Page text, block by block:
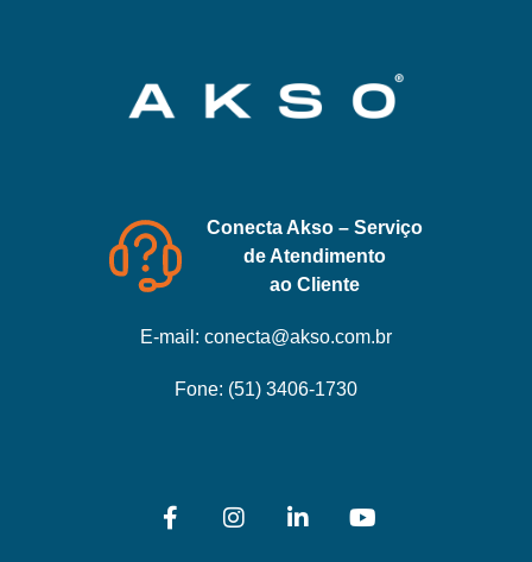
Conecta Akso – Serviço
de Atendimento
ao Cliente
E-mail: conecta@akso.com.br
Fone: (51) 3406-1730